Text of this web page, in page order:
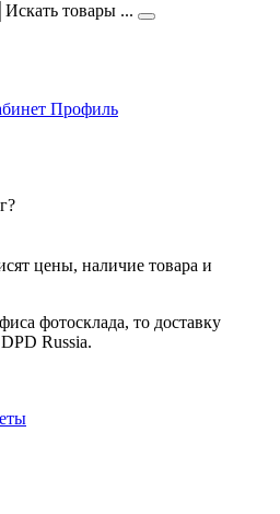
Искать товары ...
Профиль
цены, наличие товара и
фотосклада, то доставку
Russia.